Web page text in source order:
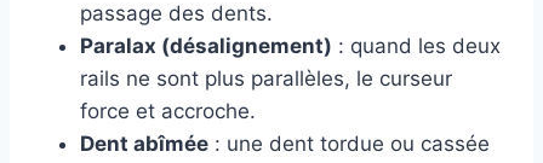
passage des dents.
Paralax (désalignement) : quand les deux
rails ne sont plus parallèles, le curseur
force et accroche.
Dent abîmée : une dent tordue ou cassée